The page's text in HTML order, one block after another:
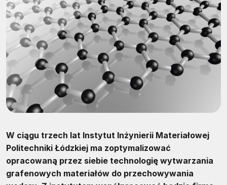
W ciągu trzech lat Instytut Inżynierii Materiałowej
Politechniki Łódzkiej ma zoptymalizować
opracowaną przez siebie technologię wytwarzania
grafenowych materiałów do przechowywania